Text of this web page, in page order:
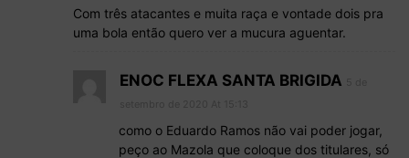
Com três atacantes e muita raça e vontade dois pra
uma bola então quero ver a mucura aguentar.
ENOC FLEXA SANTA BRIGIDA
como o Eduardo Ramos não vai poder jogar,
peço ao Mazola que coloque dos titulares, só